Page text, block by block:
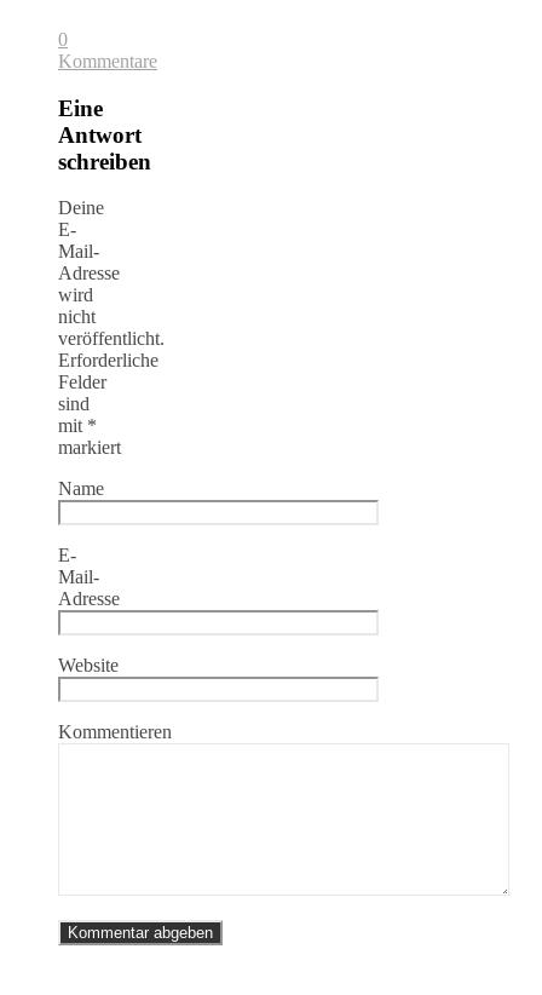
0
Kommentare
Eine
Antwort
schreiben
Deine
E-
Mail-
Adresse
wird
nicht
veröffentlicht.
Erforderliche
Felder
sind
mit *
markiert
Name
E-
Mail-
Adresse
Website
Kommentieren